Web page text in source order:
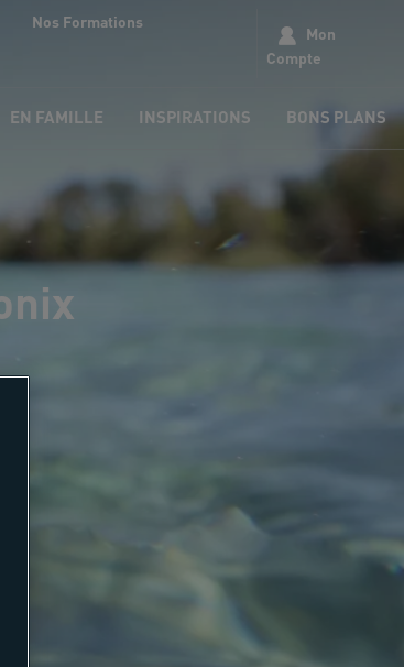
Nos Formations
Mon
Compte
EN FAMILLE INSPIRATIONS BONS PLANS